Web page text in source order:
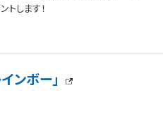
トします！
ンボー」